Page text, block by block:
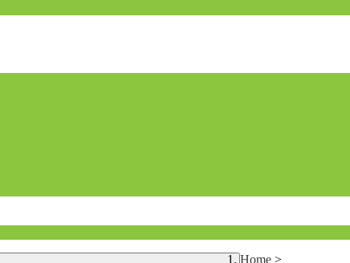
Home >